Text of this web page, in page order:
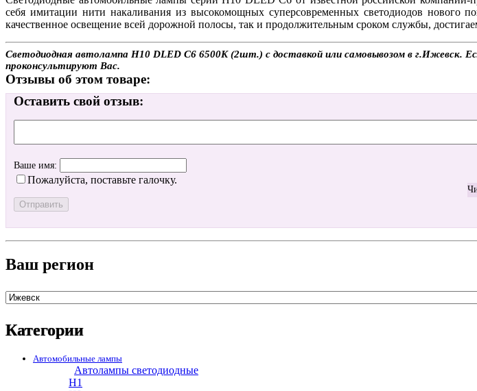
себя имитации нити накаливания из высокомощных суперсовременных светодиодов
качественное освещение всей дорожной полосы, так и продолжительным сроком службы,
Светодиодная автолампа H10 DLED C6 6500K (2шт.) с доставкой или самовывозом в г.Ижевск.
проконсультируют Вас.
Отзывы об этом товаре:
Оставить свой отзыв:
Ваше имя:
Пожалуйста, поставьте галочку.
Ваш регион
Категории
Автомобильные лампы
Автолампы светодиодные
H1